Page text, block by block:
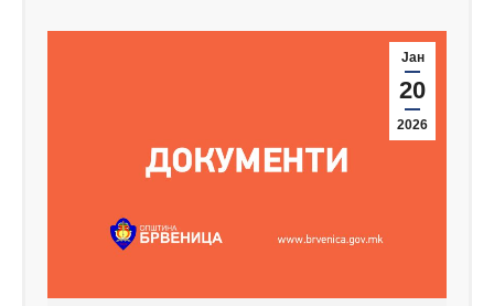
Јан
20
2026